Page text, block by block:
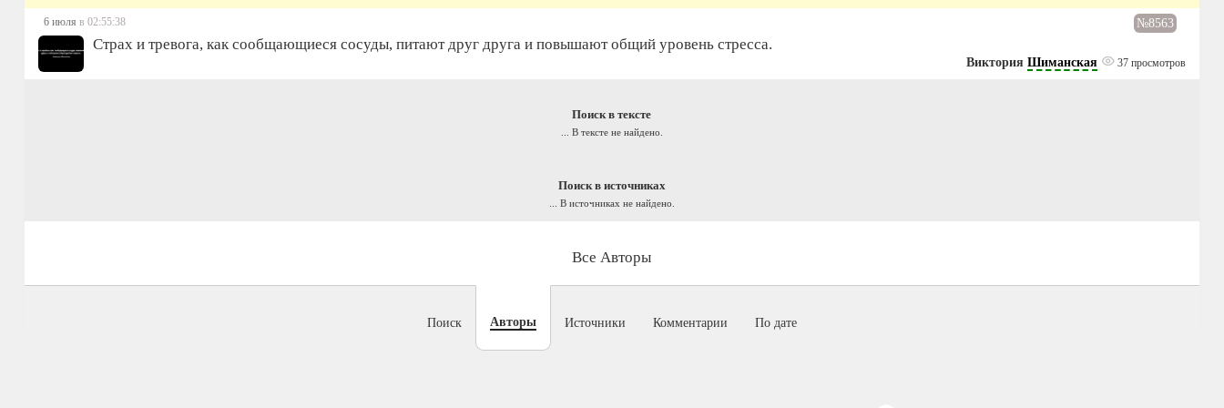
6 июля в 02:55:38 №8563
Страх и тревога, как сообщающиеся сосуды, питают друг друга и повышают общий уровень стресса.
ВикторияШиманская 37 просмотров
Поиск в тексте
... В тексте не найдено.
Поиск в источниках
... В источниках не найдено.
Все Авторы
Поиск Авторы Источники Комментарии По дате